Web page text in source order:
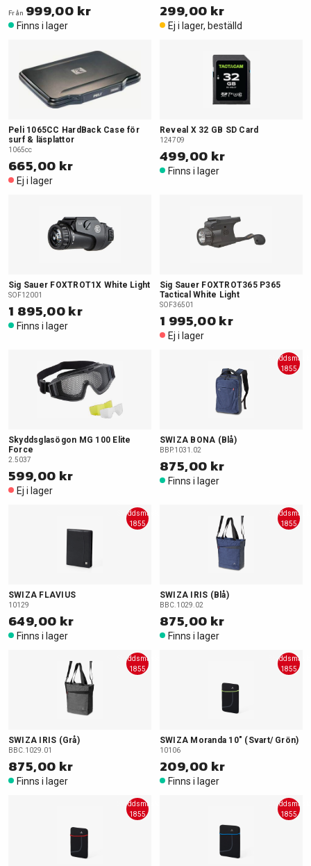
Från 999,00 kr
Finns i lager
299,00 kr
Ej i lager, beställd
Peli 1065CC HardBack Case för
surf & läsplattor
1065cc
665,00 kr
Ej i lager
Reveal X 32 GB SD Card
124709
499,00 kr
Finns i lager
Sig Sauer FOXTROT1X White Light
SOF12001
1 895,00 kr
Finns i lager
Sig Sauer FOXTROT365 P365
Tactical White Light
SOF36501
1 995,00 kr
Ej i lager
Skyddsglasögon MG 100 Elite
Force
2.5037
599,00 kr
Ej i lager
Skyddsmask
1855
SWIZA BONA (Blå)
BBP.1031.02
875,00 kr
Finns i lager
Skyddsmask
1855
SWIZA FLAVIUS
10129
649,00 kr
Finns i lager
Skyddsmask
1855
SWIZA IRIS (Blå)
BBC.1029.02
875,00 kr
Finns i lager
Skyddsmask
1855
SWIZA IRIS (Grå)
BBC.1029.01
875,00 kr
Finns i lager
Skyddsmask
1855
SWIZA Moranda 10" (Svart/ Grön)
10106
209,00 kr
Finns i lager
Skyddsmask
1855
Skyddsmask
1855